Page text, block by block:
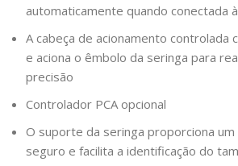
automaticamente quando conectada
A cabeça de acionamento controlada
e aciona o êmbolo da seringa para
precisão
Controlador PCA opcional
O suporte da seringa proporciona
seguro e facilita a identificação do